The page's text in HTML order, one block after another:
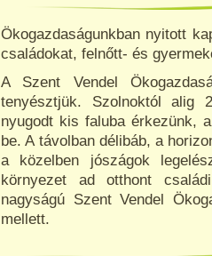
Ökogazdaságunkban nyitott
családokat, felnőtt- és
A Szent Vendel
tenyésztjük. Szolnoktól alig
nyugodt kis faluba érkezünk,
be. A távolban délibáb, a
a közelben jószágok
környezet ad otthont
nagyságú Szent Vendel
mellett.